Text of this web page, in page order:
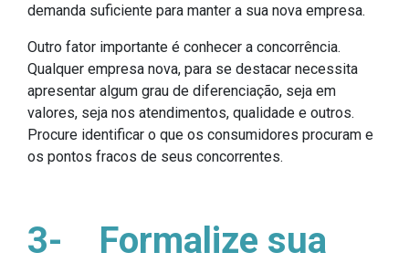
demanda suficiente para manter a sua nova empresa.
Outro fator importante é conhecer a concorrência.
Qualquer empresa nova, para se destacar necessita
apresentar algum grau de diferenciação, seja em
valores, seja nos atendimentos, qualidade e outros.
Procure identificar o que os consumidores procuram e
os pontos fracos de seus concorrentes.
3-
Formalize sua